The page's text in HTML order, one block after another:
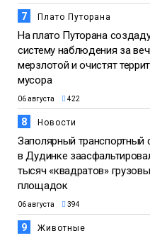
7 Плато Путорана
На плато Путорана
систему наблюдения за
мерзлотой и очистят
мусора
06 августа 422
8 Новости
Заполярный транспортный
в Дудинке
тысяч «квадратов»
площадок
06 августа 394
9 Животные